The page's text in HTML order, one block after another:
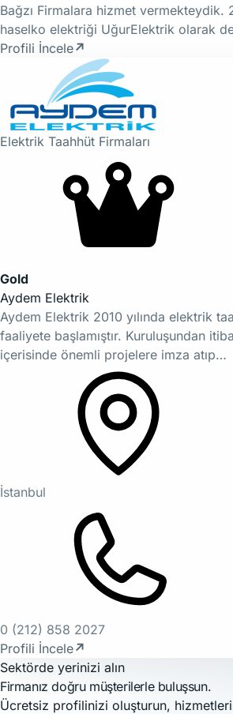
Bağzı Firmalara hizmet vermekteydik.
haselko elektriği UğurElektrik olarak
Profili İncele↗
Elektrik Taahhüt Firmaları
Gold
Aydem Elektrik
Aydem Elektrik 2010 yılında elektrik
faaliyete başlamıştır. Kuruluşundan
içerisinde önemli projelere imza atıp…
İstanbul
0 (212) 858 2027
Profili İncele↗
Sektörde yerinizi alın
Firmanız doğru müşterilerle buluşsun.
Ücretsiz profilinizi oluşturun,